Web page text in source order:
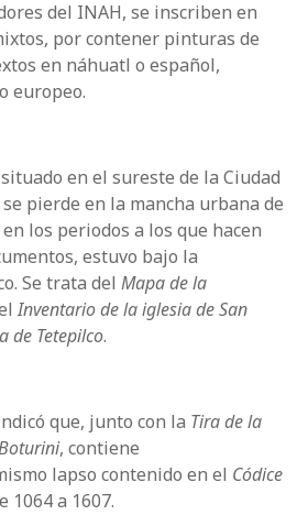
del INAH, se inscriben en
por contener pinturas de
en náhuatl o español,
europeo.
en el sureste de la Ciudad
pierde en la mancha urbana de
los periodos a los que hacen
estuvo bajo la
Se trata del Mapa de la
Inventario de la iglesia de San
de Tetepilco.
que, junto con la Tira de la
, contiene
lapso contenido en el Códice
1064 a 1607.